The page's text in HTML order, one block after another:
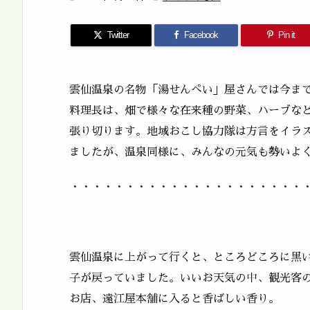
Twitter Facebook Pin it
雲仙温泉の名物「湯せんぺい」屋さんでは今ま
料理長は、畑で様々な在来種の野菜、ハーブな
張り切ります。地域おこし協力隊は方言をイ
ましたが、温泉同様に、みんなの元気も勢いよ
・・・・・・・・・・・・・・・・・・・・
雲仙温泉に上がって行くと、ところどころに黒
子が戻っていました。いいお天気の中、観光客
お店、遠江屋本舗に入ると香ばしい香り。